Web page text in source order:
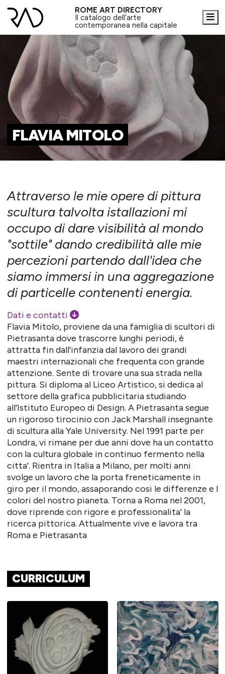
ROME ART DIRECTORY
Il catalogo dell’arte
contemporanea nella capitale
FLAVIA MITOLO
Attraverso le mie opere di pittura
scultura talvolta istallazioni mi
occupo di dare visibilità al mondo
"sottile" dando credibilità alle mie
percezioni partendo dall'idea che
siamo immersi in una aggregazione
di particelle contenenti energia.
Dati e contatti
Flavia Mitolo, proviene da una famiglia di scultori di
Pietrasanta dove trascorre lunghi periodi, è
attratta fin dall'infanzia dal lavoro dei grandi
maestri internazionali che frequenta con grande
attenzione. Sente di trovare una sua strada nella
pittura. Si diploma al Liceo Artistico, si dedica al
settore della grafica pubblicitaria studiando
all'Istituto Europeo di Design. A Pietrasanta segue
un rigoroso tirocinio con Jack Marshall insegnante
di scultura alla Yale University. Nel 1991 parte per
Londra, vi rimane per due anni dove ha un contatto
con la cultura globale in continuo fermento nella
citta'. Rientra in Italia a Milano, per molti anni
svolge un lavoro che la porta freneticamente in
giro per il mondo, assaporando cosi le differenze e I
colori del nostro pianeta. Torna a Roma nel 2001,
dove riprende con rigore e professionalita' la
ricerca pittorica. Attualmente vive e lavora tra
Roma e Pietrasanta
CURRICULUM